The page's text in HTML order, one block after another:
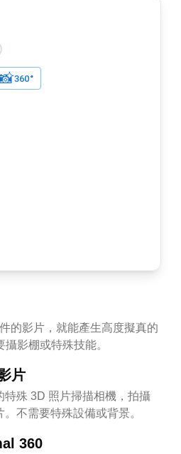
的影片，就能產生高度擬真的
影棚或特殊技能。
片
特殊 3D 照片掃描相機，拍攝
不需要特殊設備或背景。
360